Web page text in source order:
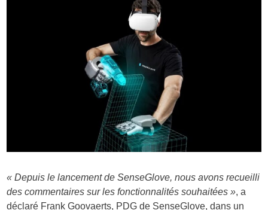
« Depuis le lancement de SenseGlove, nous avons recueilli
des commentaires sur les fonctionnalités souhaitées », a
déclaré Frank Goovaerts, PDG de SenseGlove, dans un